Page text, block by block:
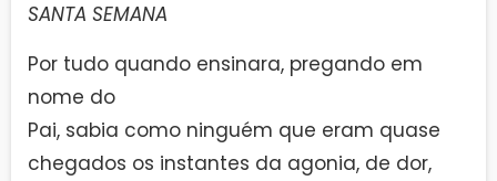
SANTA SEMANA
Por tudo quando ensinara, pregando em
nome do
Pai, sabia como ninguém que eram quase
chegados os instantes da agonia, de dor,